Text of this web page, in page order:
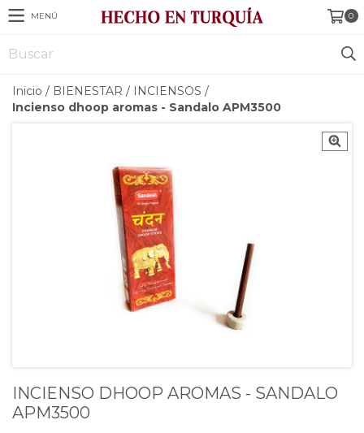
MENÚ 0
Inicio / BIENESTAR / INCIENSOS /
Incienso dhoop aromas - Sandalo APM3500
INCIENSO DHOOP AROMAS - SANDALO
APM3500